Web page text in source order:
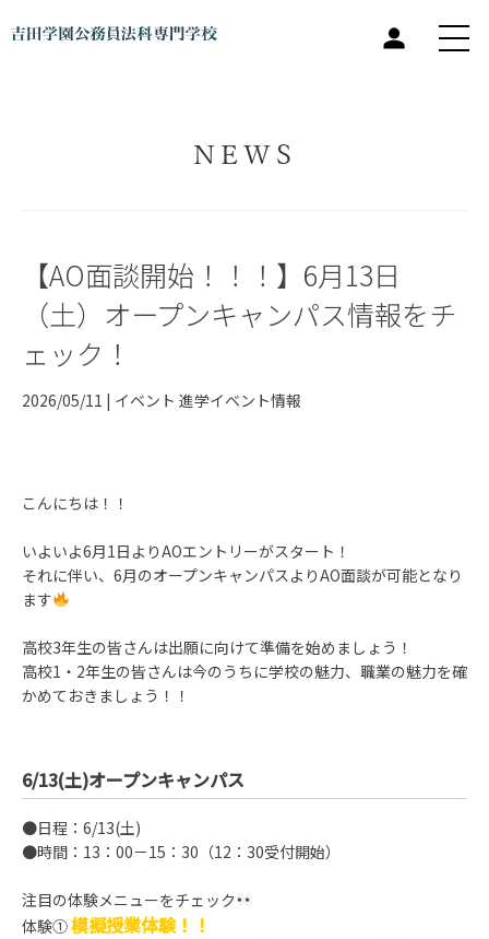
NEWS
【AO面談開始！！！】6月13日
（土）オープンキャンパス情報をチ
ェック！
2026/05/11 | イベント 進学イベント情報
こんにちは！！
いよいよ6月1日よりAOエントリーがスタート！
それに伴い、6月のオープンキャンパスよりAO面談が可能となり
ます
高校3年生の皆さんは出願に向けて準備を始めましょう！
高校1・2年生の皆さんは今のうちに学校の魅力、職業の魅力を確
かめておきましょう！！
6/13(土)オープンキャンパス
●日程：6/13(土)
●時間：13：00－15：30（12：30受付開始）
注目の体験メニューをチェック
体験①模擬授業体験！！